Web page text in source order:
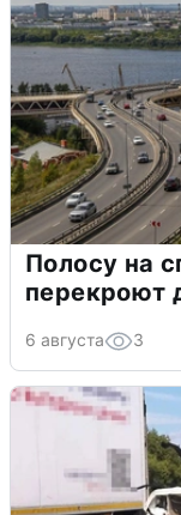
Полосу на
перекроют
6 августа 3